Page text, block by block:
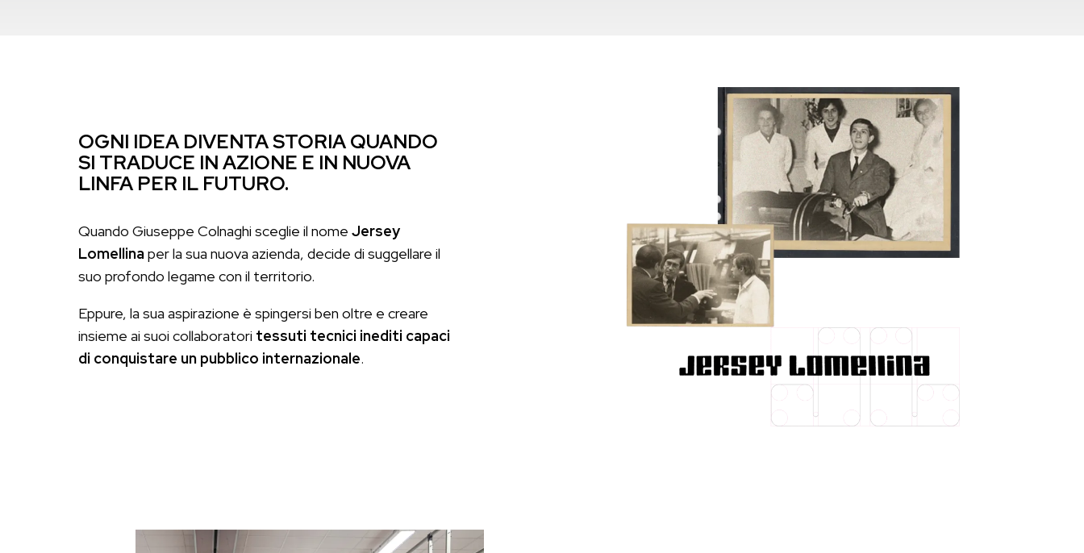
OGNI IDEA DIVENTA STORIA QUANDO
SI TRADUCE IN AZIONE E IN NUOVA
LINFA PER IL FUTURO.
Quando Giuseppe Colnaghi sceglie il nome Jersey
Lomellinaper la sua nuova azienda, decide di suggellare il
suo profondo legame con il territorio.
Eppure, la sua aspirazione è spingersi ben oltre e creare
insieme ai suoi collaboratori tessuti tecnici inediti capaci
di conquistare un pubblico internazionale.